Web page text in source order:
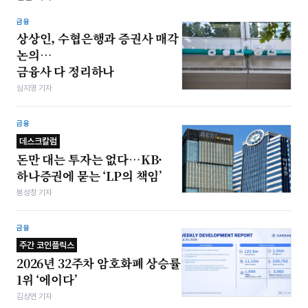
금융
상상인, 수협은행과 증권사 매각
논의…
금융사 다 정리하나
심지영 기자
금융
데스크칼럼
돈만 대는 투자는 없다…KB·
하나증권에 묻는 ‘LP의 책임’
봉성창 기자
금융
주간 코인플릭스
2026년 32주차 암호화폐 상승률
1위 ‘에이다’
김상연 기자